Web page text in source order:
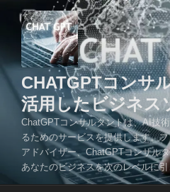
ツ
CHATGPTコンサ
活用したビジネス
ChatGPTコンサルタントは、AI技
るためのサービスを提供します。
アドバイザー、ChatGPTコンサル
あなたのビジネスを次のレベルに